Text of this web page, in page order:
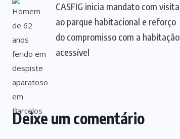
CASFIG inicia mandato com visita
ao parque habitacional e reforço
do compromisso com a habitação
acessível
Deixe um comentário